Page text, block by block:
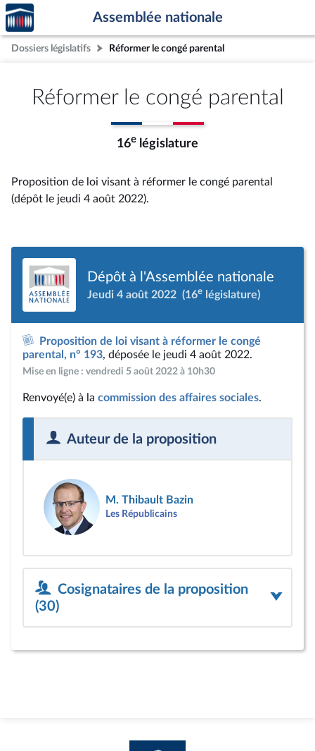
Aller au contenu
Aller en bas de la page
Accèder
à la
page
d'accueil
Assemblée nationale
Dossiers législatifs Réformer le congé parental
Réformer le congé parental
16e législature
Proposition de loi visant à réformer le congé parental
(dépôt le jeudi 4 août 2022).
Dépôt à l'Assemblée nationale
Jeudi 4 août 2022 (16e législature)
Proposition de loi visant à réformer le congé
parental, n° 193, déposée le jeudi 4 août 2022.
Mise en ligne : vendredi 5 août 2022 à 10h30
Renvoyé(e) à la commission des affaires sociales.
Auteur de la proposition
M. Thibault Bazin
Les Républicains
Cosignataires de la proposition
(30)